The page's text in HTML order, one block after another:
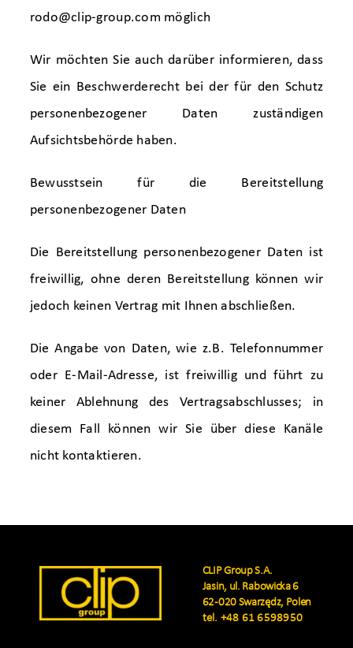
rodo@clip-group.com möglich
Wir möchten Sie auch darüber informieren, dass
Sie ein Beschwerderecht bei der für den Schutz
personenbezogener Daten zuständigen
Aufsichtsbehörde haben.
Bewusstsein für die Bereitstellung
personenbezogener Daten
Die Bereitstellung personenbezogener Daten ist
freiwillig, ohne deren Bereitstellung können wir
jedoch keinen Vertrag mit Ihnen abschließen.
Die Angabe von Daten, wie z.B. Telefonnummer
oder E-Mail-Adresse, ist freiwillig und führt zu
keiner Ablehnung des Vertragsabschlusses; in
diesem Fall können wir Sie über diese Kanäle
nicht kontaktieren.
CLIP Group S.A.
Jasin, ul. Rabowicka 6
62-020 Swarzędz, Polen
tel. +48 61 6598950